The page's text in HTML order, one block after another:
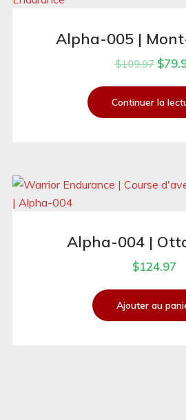
Alpha-005 |
$109.97 $
Continuer la
Alpha-004 |
$124.97
Ajouter au